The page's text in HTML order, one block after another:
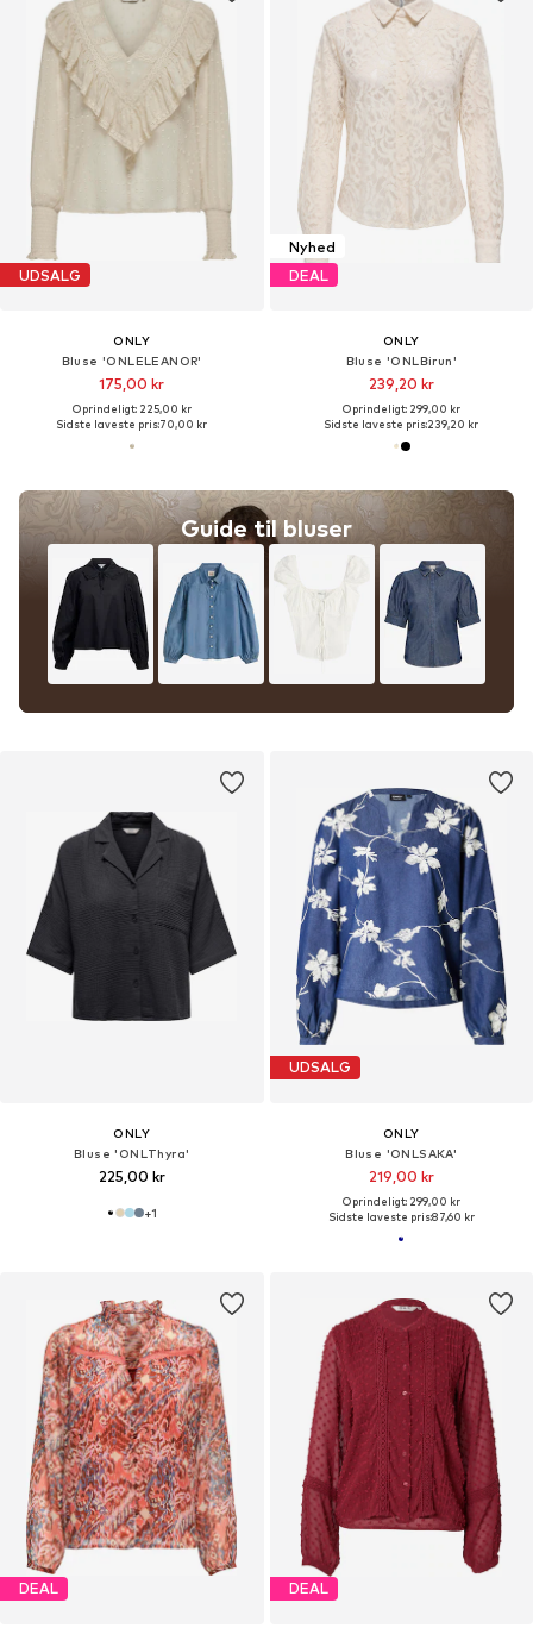
UDSALG
ONLY
Bluse 'ONLELEANOR'
175,00 kr
Oprindeligt: 225,00 kr
Sidste laveste pris:70,00 kr
Guide til bluser
Nyhed
DEAL
ONLY
Bluse 'ONLBirun'
239,20 kr
Oprindeligt: 299,00 kr
Sidste laveste pris:239,20 kr
ONLY
Bluse 'ONLThyra'
225,00 kr
+1
UDSALG
ONLY
Bluse 'ONLSAKA'
219,00 kr
Oprindeligt: 299,00 kr
Sidste laveste pris:87,60 kr
DEAL DEAL